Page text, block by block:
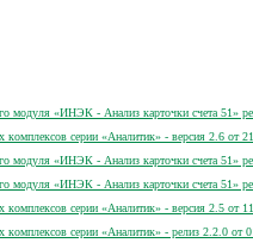
модуля «ИНЭК - Анализ карточки счета 51»
серии «Аналитик» - версия 2.6 от
модуля «ИНЭК - Анализ карточки счета 51»
модуля «ИНЭК - Анализ карточки счета 51»
серии «Аналитик» - версия 2.5 от
серии «Аналитик» - релиз 2.2.0 от